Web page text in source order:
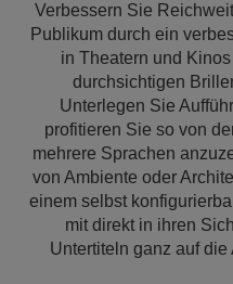
Verbessern Sie
Publikum durch ein
in Theatern und
durchsichtigen
Unterlegen Sie
profitieren Sie so von
mehrere Sprachen
von Ambiente oder
einem selbst
mit direkt in ihren
Untertiteln ganz auf